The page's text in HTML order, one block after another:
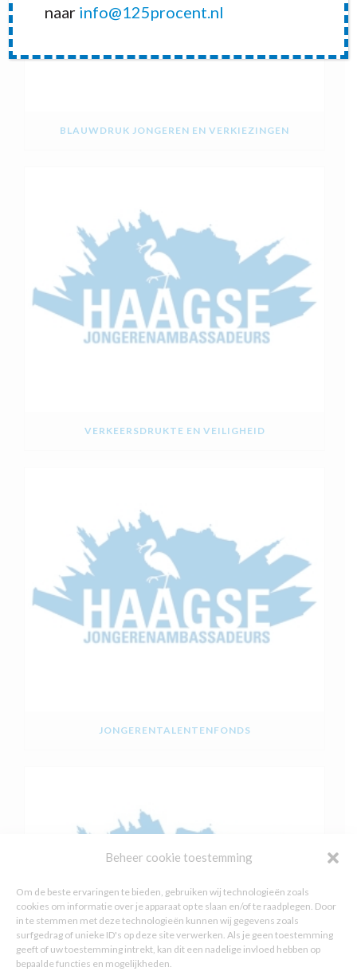
Beheer cookie toestemming
Om de beste ervaringen te bieden, gebruiken wij technologieën zoals
cookies om informatie over je apparaat op te slaan en/of te raadplegen. Door
in te stemmen met deze technologieën kunnen wij gegevens zoals
surfgedrag of unieke ID's op deze site verwerken. Als je geen toestemming
geeft of uw toestemming intrekt, kan dit een nadelige invloed hebben op
bepaalde functies en mogelijkheden.
BLAUWDRUK JONGEREN EN VERKIEZINGEN
VERKEERSDRUKTE EN VEILIGHEID
JONGERENTALENTENFONDS
naar info@125procent.nl